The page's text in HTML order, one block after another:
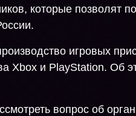
которые позволят
игровых
Xbox и PlayStation. Об
вопрос об